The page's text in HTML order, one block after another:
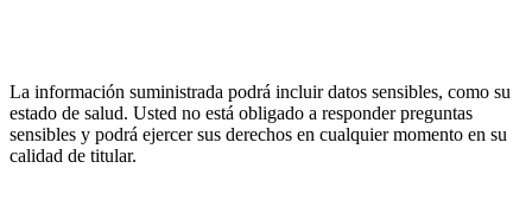
La información suministrada podrá incluir datos sensibles, como su
estado de salud. Usted no está obligado a responder preguntas
sensibles y podrá ejercer sus derechos en cualquier momento en su
calidad de titular.